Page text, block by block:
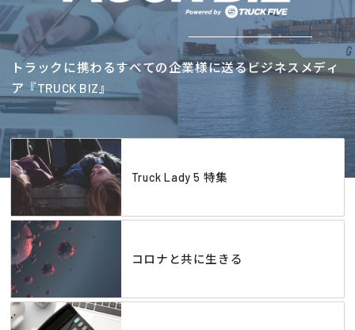
トラックに携わるすべての企業様に送るビジネスメディ
ア『TRUCK BIZ』
Truck Lady 5 特集
コロナと共に生きる